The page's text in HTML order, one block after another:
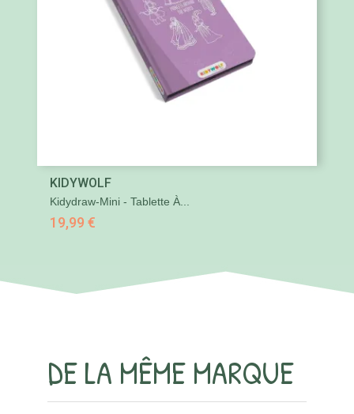
KIDYWOLF
Kidydraw-Mini - Tablette À...
19,99 €
DE LA MÊME MARQUE